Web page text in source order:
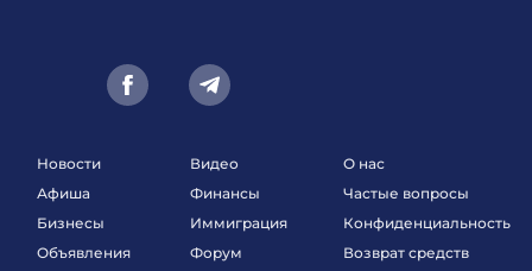
Новости
Афиша
Бизнесы
Объявления
Видео
Финансы
Иммиграция
Форум
О нас
Частые вопросы
Конфиденциальность
Возврат средств